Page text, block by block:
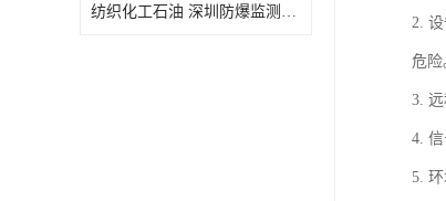
纺织化工石油 深圳防爆监测小屋
2.
危险
3.
4.
5.